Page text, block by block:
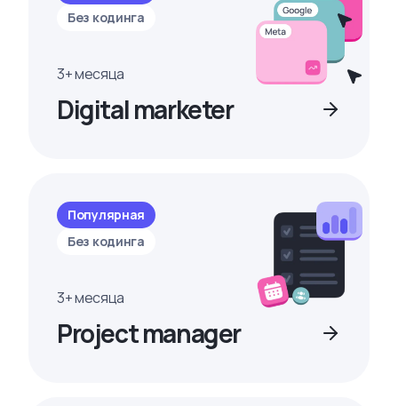
Без кодинга
3+ месяца
Digital marketer
Популярная
Без кодинга
3+ месяца
Project manager